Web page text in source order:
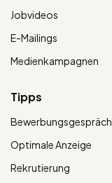
Jobvideos
E-Mailings
Medienkampagnen
Tipps
Bewerbungsgespräch
Optimale Anzeige
Rekrutierung